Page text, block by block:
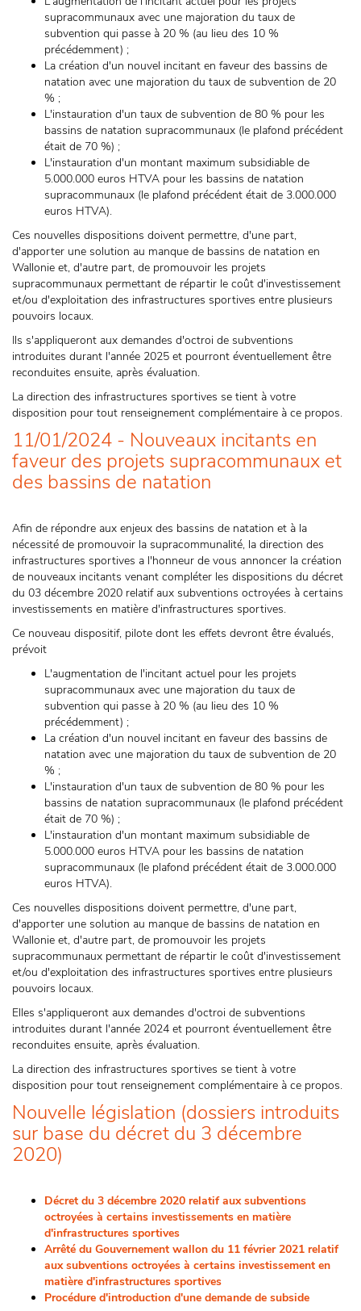
supracommunaux avec une majoration du taux de
subvention qui passe à 20 % (au lieu des 10 %
précédemment) ;
La création d'un nouvel incitant en faveur des bassins de
natation avec une majoration du taux de subvention de 20
% ;
L'instauration d'un taux de subvention de 80 % pour les
bassins de natation supracommunaux (le plafond précédent
était de 70 %) ;
L'instauration d'un montant maximum subsidiable de
5.000.000 euros HTVA pour les bassins de natation
supracommunaux (le plafond précédent était de 3.000.000
euros HTVA).
Ces nouvelles dispositions doivent permettre, d'une part,
d'apporter une solution au manque de bassins de natation en
Wallonie et, d'autre part, de promouvoir les projets
supracommunaux permettant de répartir le coût d'investissement
et/ou d'exploitation des infrastructures sportives entre plusieurs
pouvoirs locaux.
Ils s'appliqueront aux demandes d'octroi de subventions
introduites durant l'année 2025 et pourront éventuellement être
reconduites ensuite, après évaluation.
La direction des infrastructures sportives se tient à votre
disposition pour tout renseignement complémentaire à ce propos.
11/01/2024 - Nouveaux incitants en
faveur des projets supracommunaux et
des bassins de natation
Afin de répondre aux enjeux des bassins de natation et à la
nécessité de promouvoir la supracommunalité, la direction des
infrastructures sportives a l'honneur de vous annoncer la création
de nouveaux incitants venant compléter les dispositions du décret
du 03 décembre 2020 relatif aux subventions octroyées à certains
investissements en matière d'infrastructures sportives.
Ce nouveau dispositif, pilote dont les effets devront être évalués,
prévoit
L'augmentation de l'incitant actuel pour les projets
supracommunaux avec une majoration du taux de
subvention qui passe à 20 % (au lieu des 10 %
précédemment) ;
La création d'un nouvel incitant en faveur des bassins de
natation avec une majoration du taux de subvention de 20
% ;
L'instauration d'un taux de subvention de 80 % pour les
bassins de natation supracommunaux (le plafond précédent
était de 70 %) ;
L'instauration d'un montant maximum subsidiable de
5.000.000 euros HTVA pour les bassins de natation
supracommunaux (le plafond précédent était de 3.000.000
euros HTVA).
Ces nouvelles dispositions doivent permettre, d'une part,
d'apporter une solution au manque de bassins de natation en
Wallonie et, d'autre part, de promouvoir les projets
supracommunaux permettant de répartir le coût d'investissement
et/ou d'exploitation des infrastructures sportives entre plusieurs
pouvoirs locaux.
Elles s'appliqueront aux demandes d'octroi de subventions
introduites durant l'année 2024 et pourront éventuellement être
reconduites ensuite, après évaluation.
La direction des infrastructures sportives se tient à votre
disposition pour tout renseignement complémentaire à ce propos.
Nouvelle législation (dossiers introduits
sur base du décret du 3 décembre
2020)
Décret du 3 décembre 2020 relatif aux subventions
octroyées à certains investissements en matière
d'infrastructures sportives
Arrêté du Gouvernement wallon du 11 février 2021 relatif
aux subventions octroyées à certains investissement en
matière d'infrastructures sportives
Procédure d'introduction d'une demande de subside